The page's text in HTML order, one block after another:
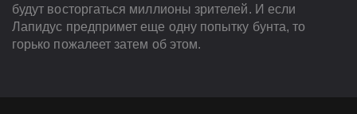
будут восторгаться миллионы зрителей. И если
Лапидус предпримет еще одну попытку бунта, то
горько пожалеет затем об этом.